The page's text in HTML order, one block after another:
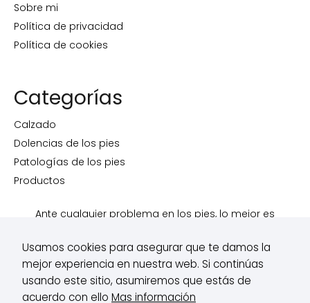
Sobre mi
Política de privacidad
Política de cookies
Categorías
Calzado
Dolencias de los pies
Patologías de los pies
Productos
Ante cualquier problema en los pies, lo mejor es
Esto no es un blog científico, es una página donde una
podóloga colegiada ofrece información y consejos
para el día a día de la gente. Las definiciones y
Usamos cookies para asegurar que te damos la
mejor experiencia en nuestra web. Si continúas
usando este sitio, asumiremos que estás de
acuerdo con ello Mas información